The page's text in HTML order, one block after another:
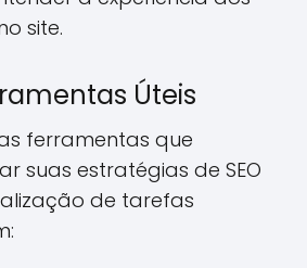
site.
Úteis
ferramentas que
suas estratégias de SEO
de tarefas